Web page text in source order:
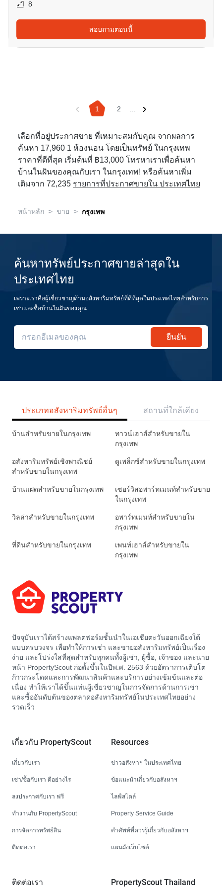
8
สอบถามตอนนี้
1 2 ...
เลือกที่อยู่ประกาศขาย ที่เหมาะสมกับคุณ จากผลการ
ค้นหา 17,960 1 ห้องนอน โดยเป็นทรัพย์ ในกรุงเทพ
ราคาที่ดีที่สุด เริ่มต้นที่ ฿13,000 โทรหาเราเพื่อค้นหา
บ้านในฝันของคุณกับเรา ในกรุงเทพ! หรือค้นหาเพิ่ม
เติมจาก 72,235 รายการที่ประกาศขายใน ประเทศไทย
หน้าหลัก > ขาย > กรุงเทพ
ค้นหาทรัพย์ประกาศขายล่าสุดใน
ประเทศไทย
เพราะเราคือผู้เชี่ยวชาญด้านอสังหาริมทรัพย์ที่ดีที่สุดในประเทศไทยสำหรับการ
เช่าและซื้อบ้านในฝันของคุณ
ยืนยัน
ประเภทอสังหาริมทรัพย์อื่นๆ สถานที่ใกล้เคียง
บ้านสำหรับขายในกรุงเทพ
ทาวน์เฮาส์สำหรับขายใน
กรุงเทพ
อสังหาริมทรัพย์เชิงพาณิชย์
สำหรับขายในกรุงเทพ
ดูเพล็กซ์สำหรับขายในกรุงเทพ
บ้านแฝดสำหรับขายในกรุงเทพ
เซอร์วิสอพาร์ทเมนท์สำหรับขาย
ในกรุงเทพ
วิลล่าสำหรับขายในกรุงเทพ
อพาร์ทเมนท์สำหรับขายใน
กรุงเทพ
ที่ดินสำหรับขายในกรุงเทพ
เพนท์เฮาส์สำหรับขายใน
กรุงเทพ
ปัจจุบันเราได้สร้างแพลตฟอร์มชั้นนำในเอเชียตะวันออกเฉียงใต้
แบบครบวงจร เพื่อทำให้การเช่า และขายอสังหาริมทรัพย์เป็นเรื่อง
ง่าย และโปร่งใสที่สุดสำหรับทุกคนทั้งผู้เช่า, ผู้ซื้อ, เจ้าของ และนาย
หน้า PropertyScout ก่อตั้งขึ้นในปีพ.ศ. 2563 ด้วยอัตราการเติบโต
ก้าวกระโดดและการพัฒนาสินค้าและบริการอย่างเข้มข้นและต่อ
เนื่อง ทำให้เราได้ขึ้นแท่นผู้เชี่ยวชาญในการจัดการด้านการเช่า
และซื้ออันดับต้นของตลาดอสังหาริมทรัพย์ในประเทศไทยอย่าง
รวดเร็ว
เกี่ยวกับ PropertyScout
เกี่ยวกับเรา
เช่า/ซื้อกับเรา ดีอย่างไร
ลงประกาศกับเรา ฟรี
ทำงานกับ PropertyScout
การจัดการทรัพย์สิน
ติดต่อเรา
Resources
ข่าวอสังหาฯ ในประเทศไทย
ข้อแนะนำเกี่ยวกับอสังหาฯ
ไลฟ์สไตล์
Property Service Guide
คำศัพท์ที่ควรรู้เกี่ยวกับอสังหาฯ
แผนผังเว็บไซต์
ติดต่อเรา PropertyScout Thailand